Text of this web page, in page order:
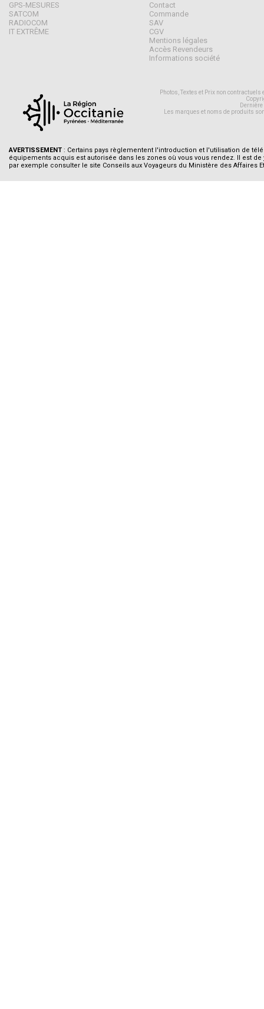
GPS-MESURES
SATCOM
RADIOCOM
IT EXTRÊME
Contact
Commande
SAV
CGV
Mentions légales
Accès Revendeurs
Informations société
Photos, Textes et Prix non
Les marques et noms de produits
AVERTISSEMENT : Certains pays règlementent l'introduction et l'utilisation de
équipements acquis est autorisée dans les zones où vous vous rendez. Il est de
par exemple consulter le site Conseils aux Voyageurs du Ministère des Affaires